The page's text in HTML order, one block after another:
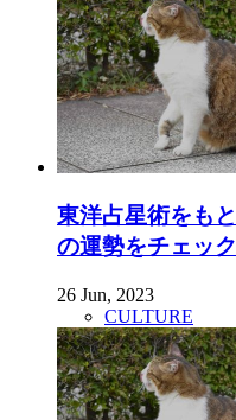
東洋占星術をも
の運勢をチェック
26 Jun, 2023
CULTURE